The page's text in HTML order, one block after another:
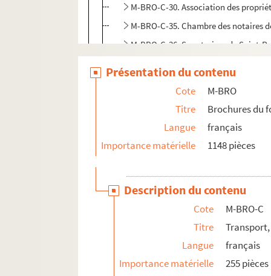
M-BRO-C-30. Association des
M-BRO-C-35. Chambre des notaires
M-BRO-C-36. Sanatorium de Saint-
M-BRO-D. Société scientifiques et
M-BRO-V-5. Eclairage de la ville de
Présentation du contenu
Cote
M-BRO
Titre
Brochures du
Langue
français
Importance matérielle
1148 pièces
Description du contenu
Cote
M-BRO-C
Titre
Langue
français
Importance matérielle
255 pièces